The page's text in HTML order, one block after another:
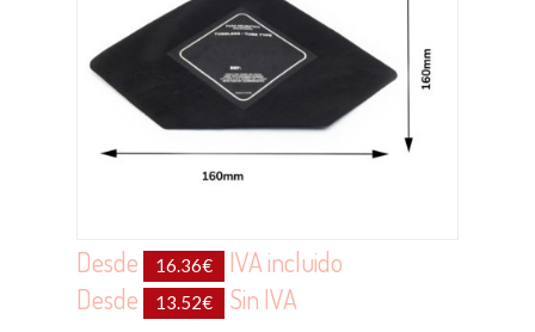
Desde 16.36€
IVA incluido
Desde
13.52€ Sin IVA